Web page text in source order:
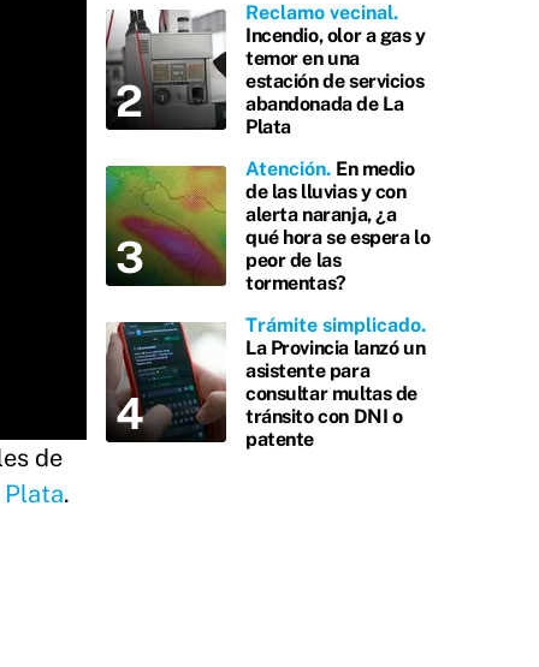
de
.
Reclamo vecinal
Incendio, olor a gas y
temor en una
estación de servicios
abandonada de La
Plata
Atención En medio
de las lluvias y con
alerta naranja, ¿a
qué hora se espera lo
peor de las
tormentas?
Trámite simplicado
La Provincia lanzó un
asistente para
consultar multas de
tránsito con DNI o
patente